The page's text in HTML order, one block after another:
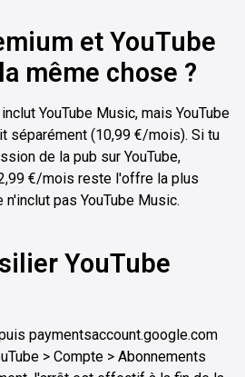
et YouTube
même chose ?
YouTube Music, mais YouTube
séparément (10,99 €/mois). Si tu
de la pub sur YouTube,
€/mois reste l'offre la plus
pas YouTube Music.
YouTube
paymentsaccount.google.com
> Compte > Abonnements